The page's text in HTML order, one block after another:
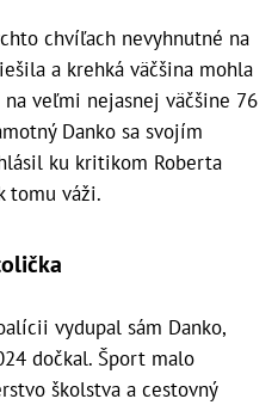
chvíľach nevyhnutné na
a krehká väčšina mohla
na veľmi nejasnej väčšine 76
Danko sa svojím
ku kritikom Roberta
tomu váži.
vydupal sám Danko,
dočkal. Šport malo
školstva a cestovný